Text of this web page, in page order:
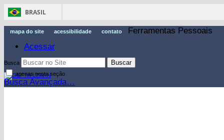
BRASIL
mapa do site acessibilidade contato
Ferramentas Pessoais
Acessar
Busca
apenas nesta seção
Busca Avançada…